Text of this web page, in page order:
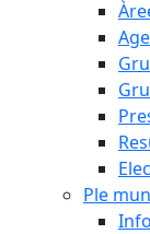
Ple